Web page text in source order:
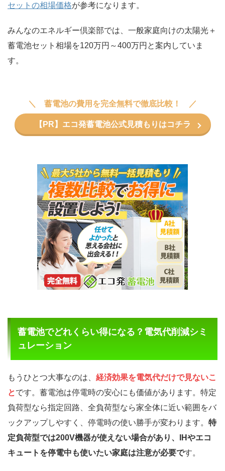
セットの相場価格が参考になります。
みんなのエネルギー倶楽部では、一般家庭向けの太陽光＋
蓄電池セット相場を120万円～400万円と案内していま
す。
蓄電池の費用を完全無料で徹底比較！
【PR】エコ発蓄電池公式見積もりはコチラ
蓄電池でどれくらい得になる？電気代削減シミ
ュレーション
もうひとつ大事なのは、 経済効果を電気代だけで見ないこ
とです。蓄電池は停電時の安心にも価値があります。特定
負荷型なら指定回路、全負荷型なら家全体に近い範囲をバ
ックアップしやすく、停電時の使い勝手が変わります。 特
定負荷型では200V機器が使えない場合があり、IHやエコ
キュートを停電中も使いたい家庭は注意が必要です。